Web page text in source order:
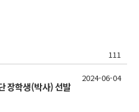
111
장학생(박사) 선발
2024-06-04